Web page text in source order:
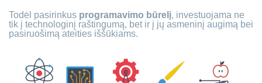
Todėl pasirinkus programavimo būrelį, investuojama ne
tik į technologinį raštingumą, bet ir į jų asmeninį augimą bei
pasiruošimą ateities iššūkiams.